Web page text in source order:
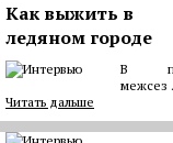
Как выжить в
ледяном городе
В
межсез
Читать дальше